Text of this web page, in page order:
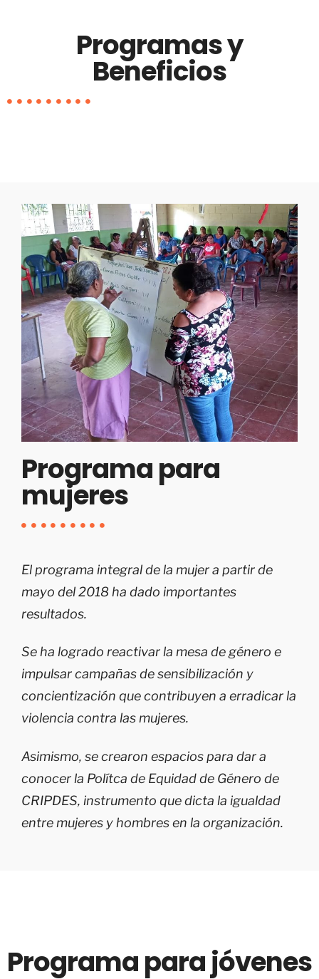
Programas y
Beneficios
Programa para
mujeres
El programa integral de la mujer a partir de
mayo del 2018 ha dado importantes
resultados.
Se ha logrado reactivar la mesa de género e
impulsar campañas de sensibilización y
concientización que contribuyen a erradicar la
violencia contra las mujeres.
Asimismo, se crearon espacios para dar a
conocer la Polítca de Equidad de Género de
CRIPDES, instrumento que dicta la igualdad
entre mujeres y hombres en la organización.
Programa para jóvenes